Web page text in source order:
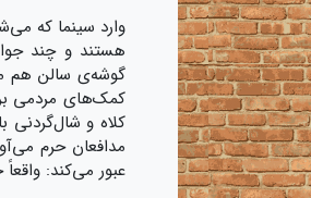
وارد سینما که
هستند و چند
گوشه‌ی سالن هم
کمک‌های مردمی
کلاه و شال‌گردنی
مدافعان حرم
عبور می‌کند: